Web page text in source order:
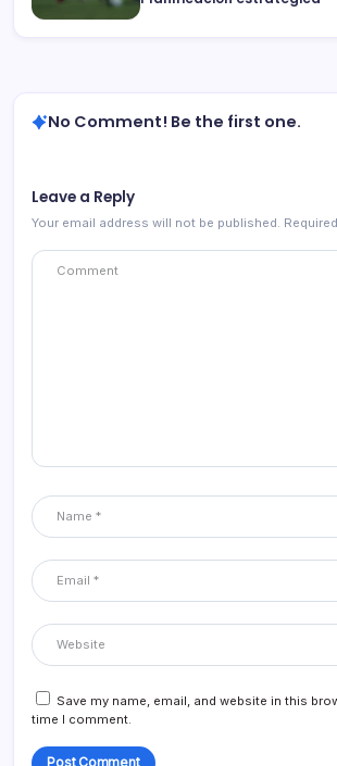
No Comment! Be the first one.
Leave a Reply
Your email address will not be published.
Save my name, email, and website in this
time I comment.